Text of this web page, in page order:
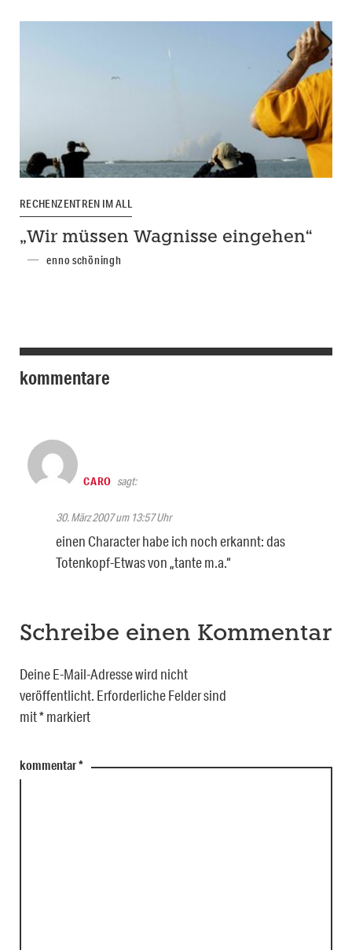
RECHENZENTREN IM ALL
„Wir müssen Wagnisse eingehen“
enno schöningh
kommentare
CARO sagt:
30. März 2007 um 13:57 Uhr
einen Character habe ich noch erkannt: das
Totenkopf-Etwas von „tante m.a.“
Schreibe einen Kommentar
Deine E-Mail-Adresse wird nicht
veröffentlicht. Erforderliche Felder sind
mit*markiert
kommentar*